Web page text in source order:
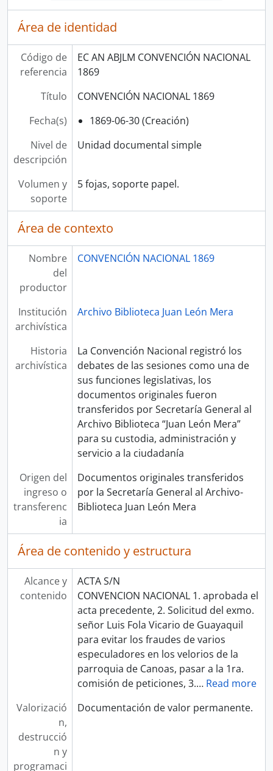
Área de identidad
Código de
referencia
EC AN ABJLM CONVENCIÓN NACIONAL
1869
Título
CONVENCIÓN NACIONAL 1869
Fecha(s)
1869-06-30 (Creación)
Nivel de
descripción
Unidad documental simple
Volumen y
soporte
5 fojas, soporte papel.
Área de contexto
Nombre
del
productor
CONVENCIÓN NACIONAL 1869
Institución
archivística
Archivo Biblioteca Juan León Mera
Historia
archivística
La Convención Nacional registró los
debates de las sesiones como una de
sus funciones legislativas, los
documentos originales fueron
transferidos por Secretaría General al
Archivo Biblioteca “Juan León Mera”
para su custodia, administración y
servicio a la ciudadanía
Origen del
ingreso o
transferenc
ia
Documentos originales transferidos
por la Secretaría General al Archivo-
Biblioteca Juan León Mera
Área de contenido y estructura
Alcance y
contenido
ACTA S/N
CONVENCION NACIONAL 1. aprobada el
acta precedente, 2. Solicitud del exmo.
señor Luis Fola Vicario de Guayaquil
para evitar los fraudes de varios
especuladores en los velorios de la
parroquia de Canoas, pasar a la 1ra.
comisión de peticiones, 3.… Read more
Valorizació
n,
destrucció
n y
programaci
Documentación de valor permanente.